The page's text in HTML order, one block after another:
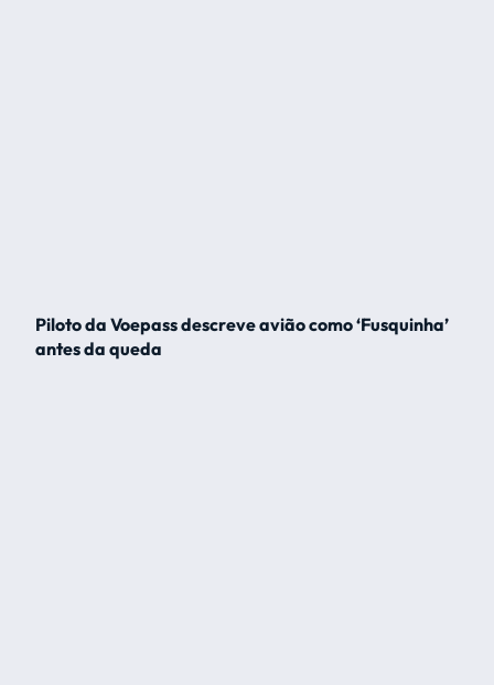
Piloto da Voepass descreve avião como ‘Fusquinha’
antes da queda